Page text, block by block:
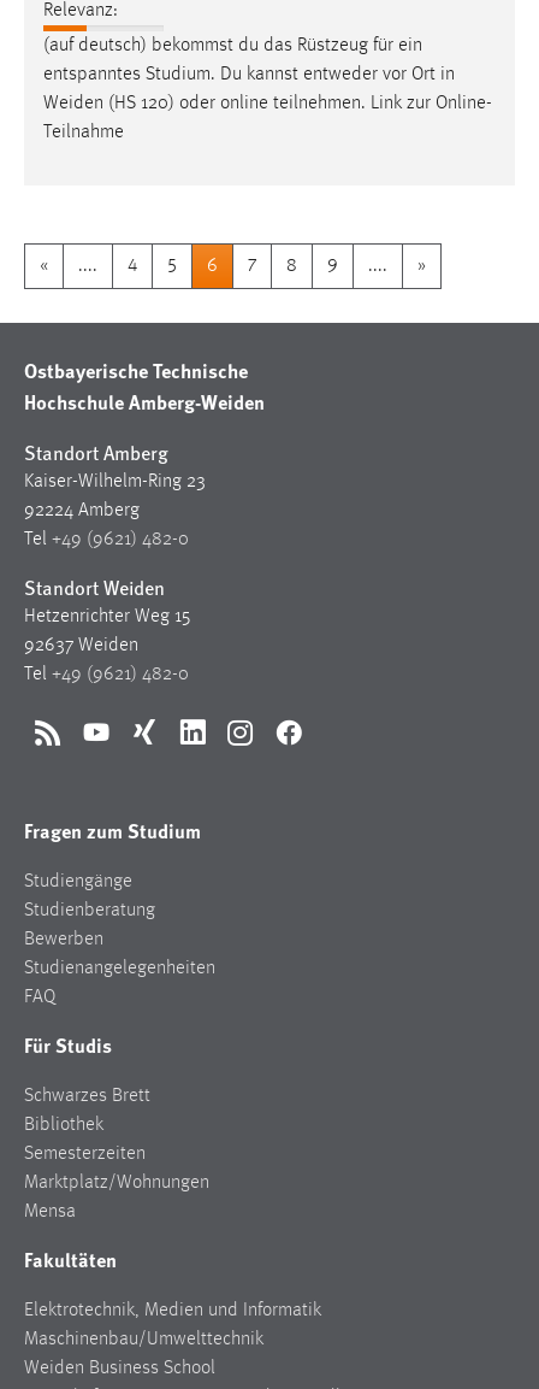
Relevanz:
(auf deutsch) bekommst du das Rüstzeug für ein
entspanntes Studium. Du kannst entweder vor Ort in
Weiden (HS 120) oder online teilnehmen. Link zur Online-
Teilnahme
« .... 4 5 6 7 8 9 .... »
Ostbayerische Technische
Hochschule Amberg-Weiden
Standort Amberg
Kaiser-Wilhelm-Ring 23
92224 Amberg
Tel +49 (9621) 482-0
Standort Weiden
Hetzenrichter Weg 15
92637 Weiden
Tel +49 (9621) 482-0
RSS YouTubeXing LinkedInInstagramFacebook
Fragen zum Studium
Studiengänge
Studienberatung
Bewerben
Studienangelegenheiten
FAQ
Für Studis
Schwarzes Brett
Bibliothek
Semesterzeiten
Marktplatz/Wohnungen
Mensa
Fakultäten
Elektrotechnik, Medien und Informatik
Maschinenbau/Umwelttechnik
Weiden Business School